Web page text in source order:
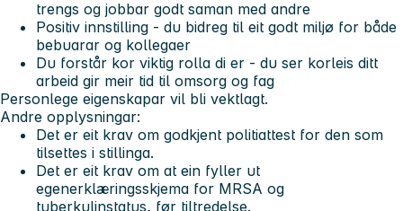
trengs og jobbar godt saman med andre
Positiv innstilling - du bidreg til eit godt miljø for både
bebuarar og kollegaer
Du forstår kor viktig rolla di er - du ser korleis ditt
arbeid gir meir tid til omsorg og fag
Personlege eigenskapar vil bli vektlagt.
Andre opplysningar:
Det er eit krav om godkjent politiattest for den som
tilsettes i stillinga.
Det er eit krav om at ein fyller ut
egenerklæringsskjema for MRSA og
tuberkulinstatus, før tiltredelse.